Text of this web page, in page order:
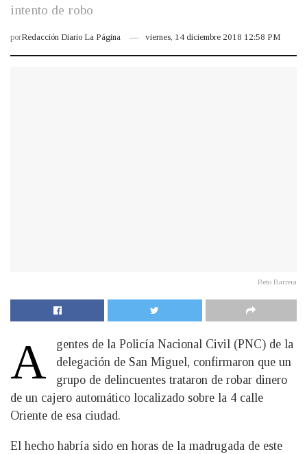
intento de robo
porRedacción Diario La Página viernes, 14 diciembre 2018 12:58 PM
Beto Barrera
A
gentes de la Policía Nacional Civil (PNC) de la
delegación de San Miguel, confirmaron que un
grupo de delincuentes trataron de robar dinero
de un cajero automático localizado sobre la 4 calle
Oriente de esa ciudad.
El hecho habría sido en horas de la madrugada de este